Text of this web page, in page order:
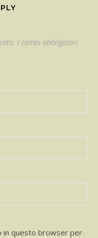
I campi obbligatori
in questo browser per